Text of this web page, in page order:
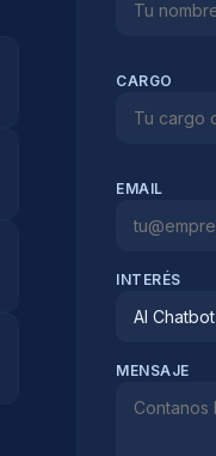
CARGO
EMAIL
INTERÉS
AI Chatbot
MENSAJE